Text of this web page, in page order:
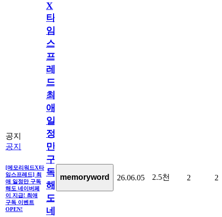
공지
공지
[메모리워드X타
임스프레드] 최
애 일정만 구독
해도 네이버페
이 지급! 최애
구독 이벤트
OPEN!
X
타
임
스
프
레
드]
최
애
일
정
만
구
독
해
도
네
memoryword 26.06.05 2.5천 2 2